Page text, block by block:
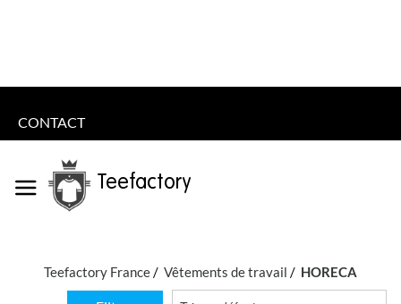
CONTACT
Teefactory
Teefactory France Vêtements de travail HORECA